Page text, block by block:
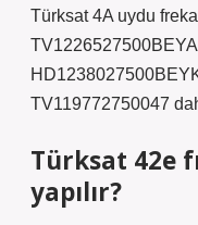
Türksat 4A uydu
TV119772750047
Türksat 42e
yapılır?